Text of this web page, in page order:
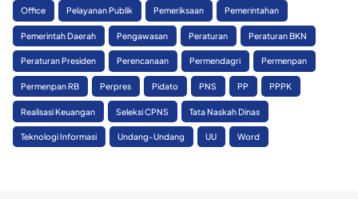
Office Pelayanan Publik Pemeriksaan Pemerintahan
Pemerintah Daerah Pengawasan Peraturan Peraturan BKN
Peraturan Presiden Perencanaan Permendagri Permenpan
Permenpan RB Perpres Pidato PNS PP PPPK
Realisasi Keuangan Seleksi CPNS Tata Naskah Dinas
Teknologi Informasi Undang-Undang UU Word